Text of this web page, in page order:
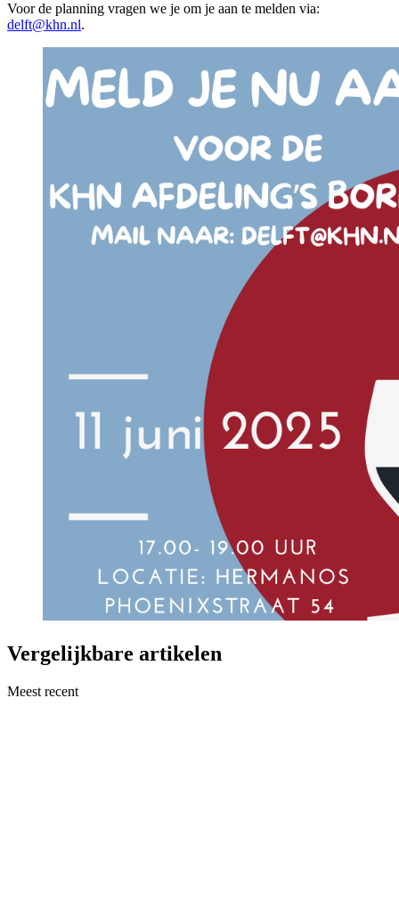
Voor de planning vragen we je om je aan te melden via:
delft@khn.nl.
Vergelijkbare artikelen
Meest recent